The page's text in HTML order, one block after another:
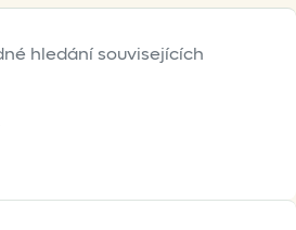
hledání souvisejících